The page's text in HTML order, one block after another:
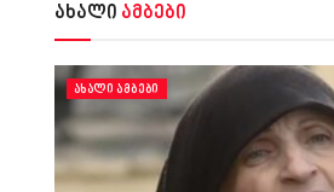
ახალი ამბები
ᲐᲮᲐᲚᲘ ᲐᲛᲑᲔᲑᲘ